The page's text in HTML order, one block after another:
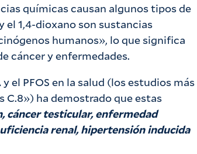
químicas causan algunos tipos de
el 1,4-dioxano son sustancias
humanos», lo que significa
cáncer y enfermedades.
el PFOS en la salud (los estudios más
ha demostrado que estas
cáncer testicular, enfermedad
renal, hipertensión inducida